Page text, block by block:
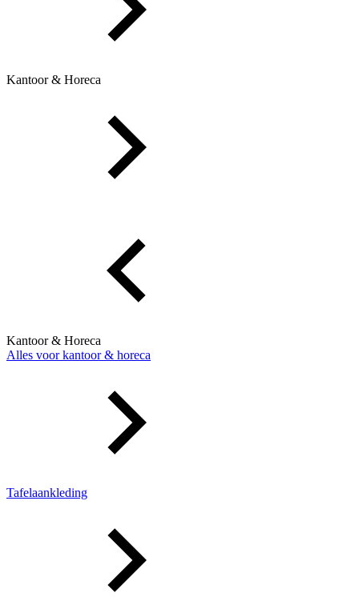
Kantoor & Horeca
Kantoor & Horeca
Alles voor kantoor & horeca
Tafelaankleding